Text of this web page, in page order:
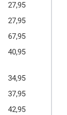
27,95
27,95
67,95
40,95
34,95
37,95
42,95